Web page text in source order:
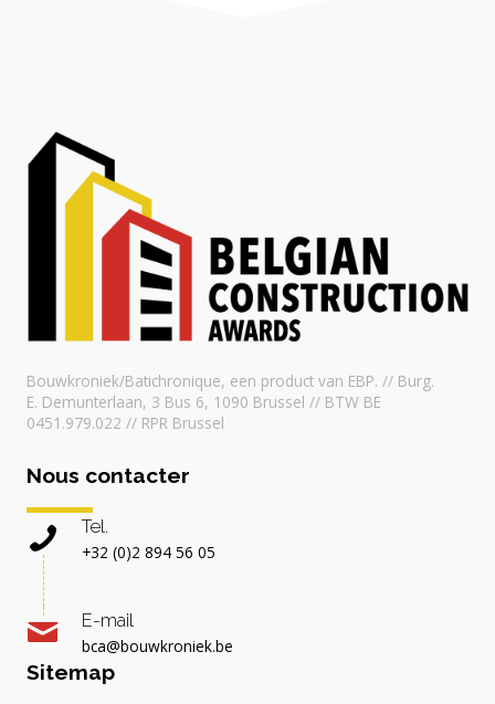
Bouwkroniek/Batichronique, een product van EBP. // Burg.
E. Demunterlaan, 3 Bus 6, 1090 Brussel // BTW BE
0451.979.022 // RPR Brussel
Nous contacter
Tel.
+32 (0)2 894 56 05
E-mail
bca@bouwkroniek.be
Sitemap